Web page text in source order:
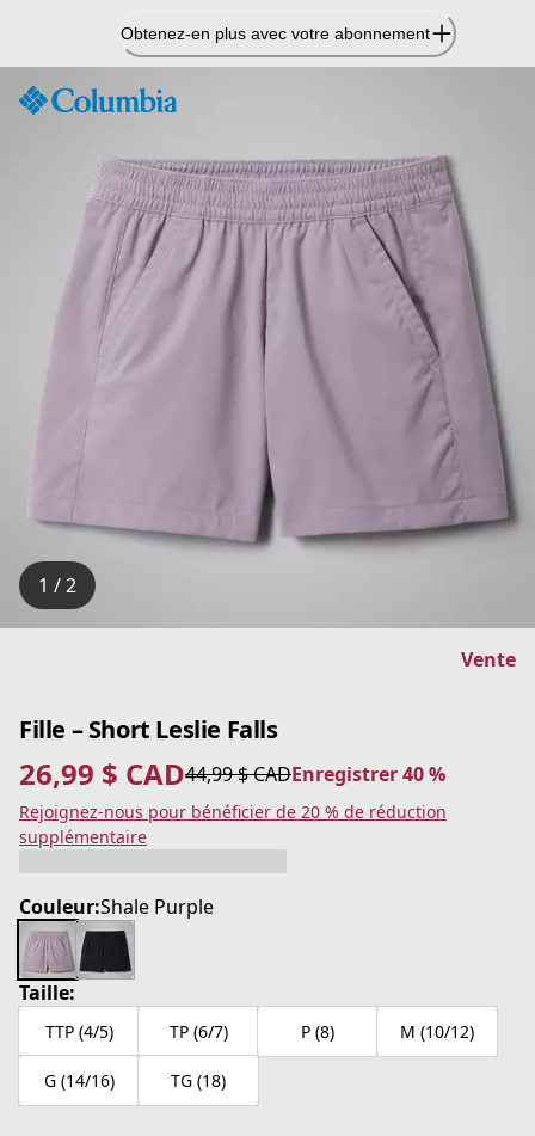
contenu
Obtenez-en plus avec votre abonnement
1 / 2
Vente
Fille – Short Leslie Falls
26,99 $ CAD
prix actuel 26,99 $ CAD44,99 $ CAD
prix original 44,99 $ CAD Enregistrer 40 %
Enregistrer 40 %
Rejoignez-nous pour bénéficier de 20 % de réduction
supplémentaire
Couleur:Shale Purple
Taille:
TTP (4/5) TP (6/7) P (8) M (10/12)
G (14/16) TG (18)